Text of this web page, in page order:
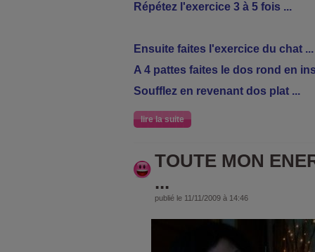
Répétez l'exercice 3 à 5 fois ...
Ensuite faites l'exercice du chat ...
A 4 pattes faites le dos rond en
Soufflez en revenant dos plat ...
lire la suite
TOUTE MON
...
publié le 11/11/2009 à 14:46